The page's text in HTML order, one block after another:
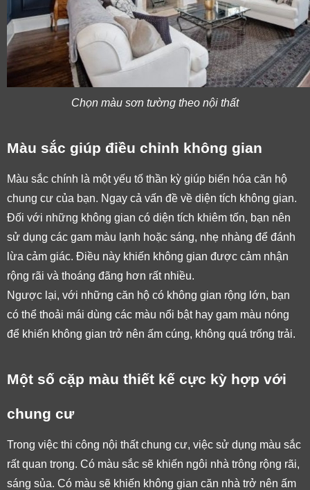
Chọn màu sơn tường theo nội thất
Màu sắc giúp điều chỉnh không gian
Màu sắc chính là một yếu tố thần kỳ giúp biến hóa căn hộ
chung cư của bạn. Ngay cả vấn đề về diện tích không gian.
Đối với những không gian có diện tích khiêm tốn, bạn nên
sử dụng các gam màu lạnh hoặc sáng, nhẹ nhàng để đánh
lừa cảm giác. Điều này khiến không gian được cảm nhận
rộng rãi và thoáng đãng hơn rất nhiều.
Ngược lại, với những căn hộ có không gian rộng lớn, bạn
có thể thoải mái dùng các màu nổi bật hay gam màu nóng
để khiến không gian trở nên ấm cúng, không quá trống trải.
Một số cặp màu thiết kế cực kỳ hợp với
chung cư
Trong việc thi công nội thất chung cư, việc sử dụng màu sắc
rất quan trọng. Có màu sắc sẽ khiến ngôi nhà trông rộng rãi,
sáng sủa. Có màu sẽ khiến không gian căn nhà trở nên ấm